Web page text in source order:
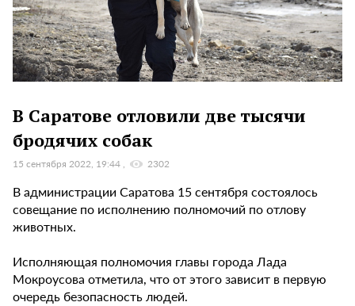
В Саратове отловили две тысячи
бродячих собак
15 сентября 2022, 19:44 2302
В администрации Саратова 15 сентября состоялось
совещание по исполнению полномочий по отлову
животных.
Исполняющая полномочия главы города Лада
Мокроусова отметила, что от этого зависит в первую
очередь безопасность людей.